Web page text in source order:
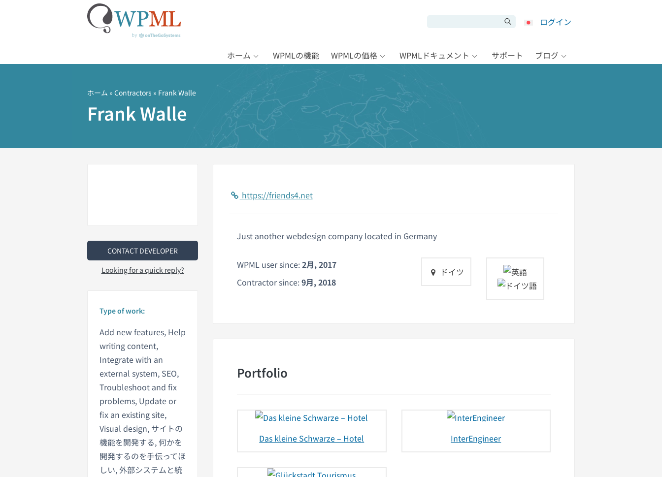
キ
ログイン
ホーム WPMLの機能 WPMLの価格 WPMLドキュメント サポート ブログ
ホーム » Contractors » Frank Walle
Frank Walle
CONTACT DEVELOPER
Looking for a quick reply?
Type of work:
Add new features, Help
writing content,
Integrate with an
external system, SEO,
Troubleshoot and fix
problems, Update or
fix an existing site,
Visual design, サイトの
機能を開発する, 何かを
開発するのを手伝ってほ
しい, 外部システムと統
https://friends4.net
Just another webdesign company located in Germany
WPML user since:2月, 2017
Contractor since:9月, 2018
ドイツ
Portfolio
Das kleine Schwarze – Hotel InterEngineer